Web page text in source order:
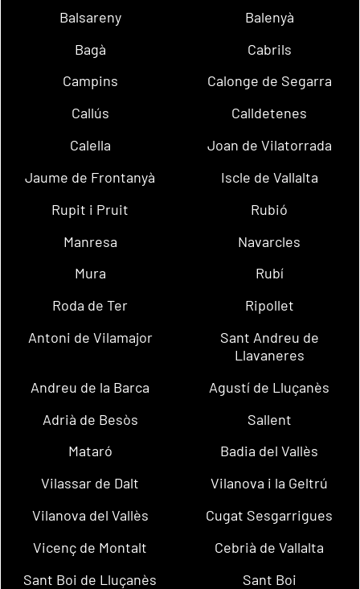
Balsareny
Balenyà
Bagà
Cabrils
Campins
Calonge de Segarra
Callús
Calldetenes
Calella
Joan de Vilatorrada
Jaume de Frontanyà
Iscle de Vallalta
Rupit i Pruit
Rubió
Manresa
Navarcles
Mura
Rubí
Roda de Ter
Ripollet
Antoni de Vilamajor
Sant Andreu de
Llavaneres
Andreu de la Barca
Agustí de Lluçanès
Adrià de Besòs
Sallent
Mataró
Badia del Vallès
Vilassar de Dalt
Vilanova i la Geltrú
Vilanova del Vallès
Cugat Sesgarrigues
Vicenç de Montalt
Cebrià de Vallalta
Sant Boi de Lluçanès
Sant Boi